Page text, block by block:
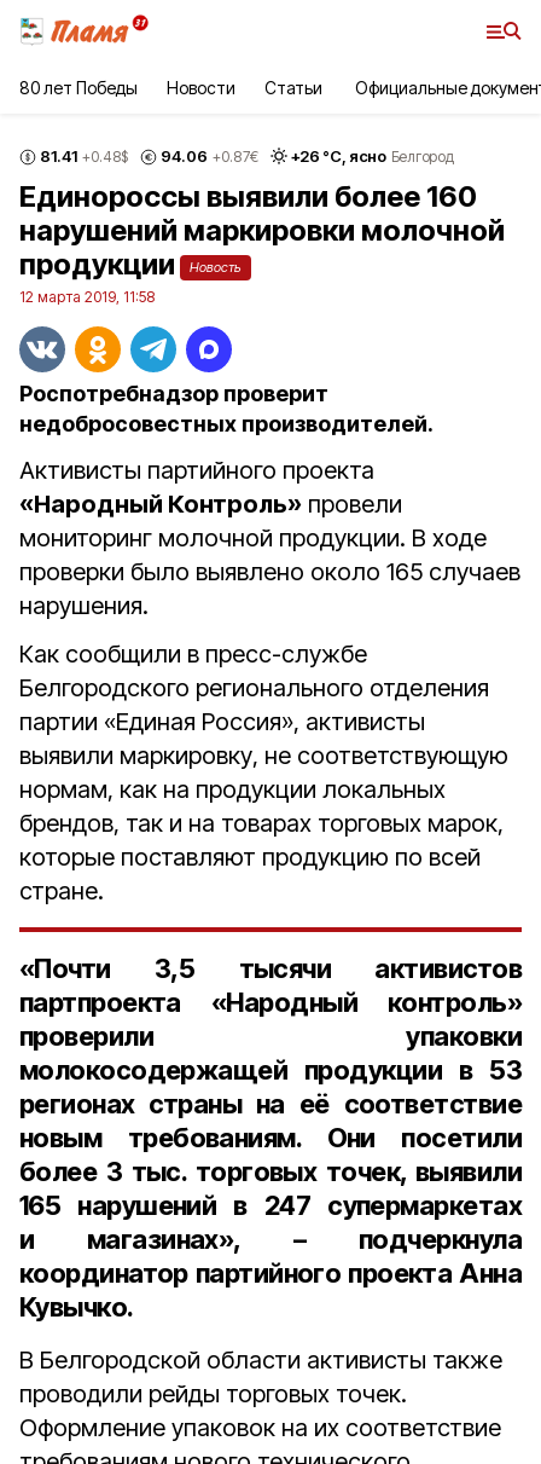
80 лет Победы Новости Статьи Официальные
81.41 +0.48$ 94.06 +0.87€ +26 °С, ясно Белгород
Единороссы выявили более 160
нарушений маркировки молочной
продукции
Новость
12 марта 2019, 11:58
Роспотребнадзор проверит
недобросовестных производителей.
Активисты партийного проекта
«Народный Контроль» провели
мониторинг молочной продукции. В ходе
проверки было выявлено около 165 случаев
нарушения.
Как сообщили в пресс-службе
Белгородского регионального отделения
партии «Единая Россия», активисты
выявили маркировку, не соответствующую
нормам, как на продукции локальных
брендов, так и на товарах торговых марок,
которые поставляют продукцию по всей
стране.
«Почти 3,5 тысячи активистов
партпроекта «Народный контроль»
проверили упаковки
молокосодержащей продукции в 53
регионах страны на её соответствие
новым требованиям. Они посетили
более 3 тыс. торговых точек, выявили
165 нарушений в 247 супермаркетах
и магазинах», – подчеркнула
координатор партийного проекта Анна
Кувычко.
В Белгородской области активисты также
проводили рейды торговых точек.
Оформление упаковок на их соответствие